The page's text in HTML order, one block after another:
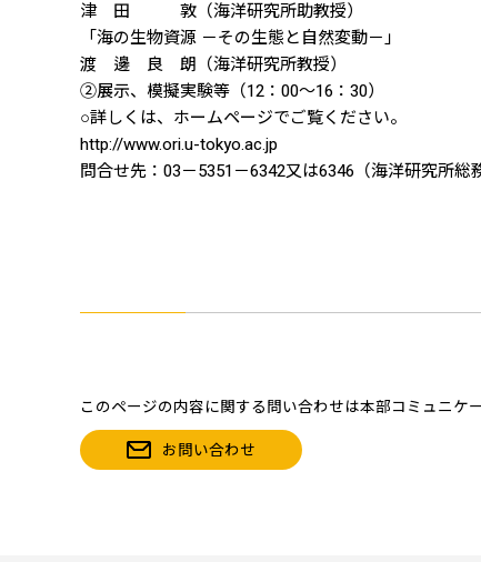
津 田 敦（海洋研究所助教授）
「海の生物資源 －その生態と自然変動－」
渡 邊 良 朗（海洋研究所教授）
②展示、模擬実験等（12：00～16：30）
○詳しくは、ホームページでご覧ください。
http://www.ori.u-tokyo.ac.jp
問合せ先：03－5351－6342又は6346（海洋研究所総
このページの内容に関する問い合わせは本部コミュニケ
お問い合わせ